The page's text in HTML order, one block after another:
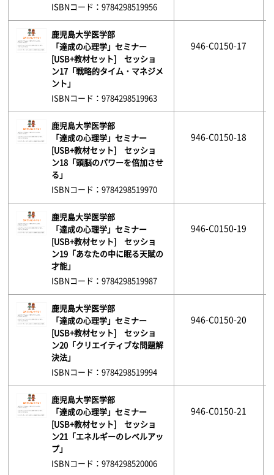
ISBNコード：9784298519956
鹿児島大学医学部
「達成の心理学」セミナー
[USB+教材セット] セッショ
ン17「戦略的タイム・マネジメ
ント」
ISBNコード：9784298519963
946-C0150-17
鹿児島大学医学部
「達成の心理学」セミナー
[USB+教材セット] セッショ
ン18「頭脳のパワーを倍加させ
る」
ISBNコード：9784298519970
946-C0150-18
鹿児島大学医学部
「達成の心理学」セミナー
[USB+教材セット] セッショ
ン19「あなたの中に眠る天賦の
才能」
ISBNコード：9784298519987
946-C0150-19
鹿児島大学医学部
「達成の心理学」セミナー
[USB+教材セット] セッショ
ン20「クリエイティブな問題解
決法」
ISBNコード：9784298519994
946-C0150-20
鹿児島大学医学部
「達成の心理学」セミナー
[USB+教材セット] セッショ
ン21「エネルギーのレベルアッ
プ」
ISBNコード：9784298520006
946-C0150-21